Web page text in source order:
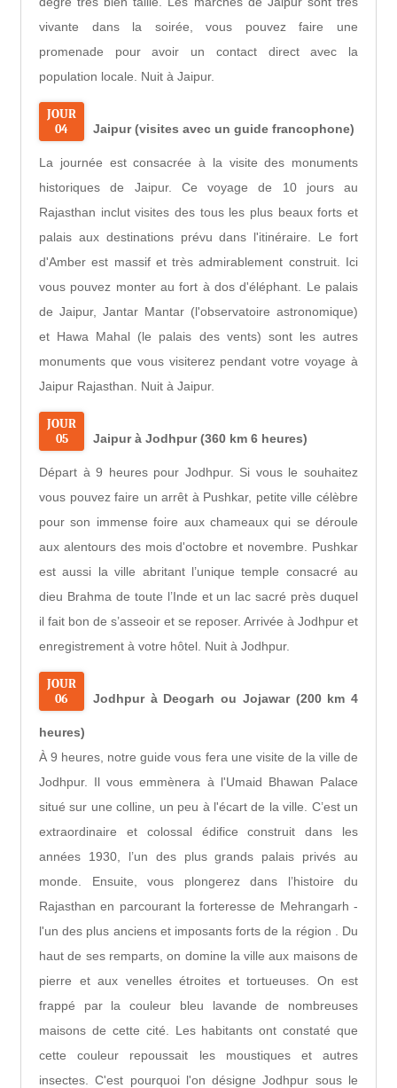
vivante dans la soirée, vous pouvez faire une
promenade pour avoir un contact direct avec la
population locale. Nuit à Jaipur.
JOUR
04
Jaipur (visites avec un guide francophone)
La journée est consacrée à la visite des monuments
historiques de Jaipur. Ce voyage de 10 jours au
Rajasthan inclut visites des tous les plus beaux forts et
palais aux destinations prévu dans l'itinéraire. Le fort
d'Amber est massif et très admirablement construit. Ici
vous pouvez monter au fort à dos d'éléphant. Le palais
de Jaipur, Jantar Mantar (l'observatoire astronomique)
et Hawa Mahal (le palais des vents) sont les autres
monuments que vous visiterez pendant votre voyage à
Jaipur Rajasthan. Nuit à Jaipur.
JOUR
05
Jaipur à Jodhpur (360 km 6 heures)
Départ à 9 heures pour Jodhpur. Si vous le souhaitez
vous pouvez faire un arrêt à Pushkar, petite ville célèbre
pour son immense foire aux chameaux qui se déroule
aux alentours des mois d'octobre et novembre. Pushkar
est aussi la ville abritant l’unique temple consacré au
dieu Brahma de toute l’Inde et un lac sacré près duquel
il fait bon de s’asseoir et se reposer. Arrivée à Jodhpur et
enregistrement à votre hôtel. Nuit à Jodhpur.
JOUR
06
Jodhpur à Deogarh ou Jojawar (200 km 4
heures)
À 9 heures, notre guide vous fera une visite de la ville de
Jodhpur. Il vous emmènera à l'Umaid Bhawan Palace
situé sur une colline, un peu à l'écart de la ville. C’est un
extraordinaire et colossal édifice construit dans les
années 1930, l’un des plus grands palais privés au
monde. Ensuite, vous plongerez dans l’histoire du
Rajasthan en parcourant la forteresse de Mehrangarh -
l'un des plus anciens et imposants forts de la région . Du
haut de ses remparts, on domine la ville aux maisons de
pierre et aux venelles étroites et tortueuses. On est
frappé par la couleur bleu lavande de nombreuses
maisons de cette cité. Les habitants ont constaté que
cette couleur repoussait les moustiques et autres
insectes. C'est pourquoi l'on désigne Jodhpur sous le